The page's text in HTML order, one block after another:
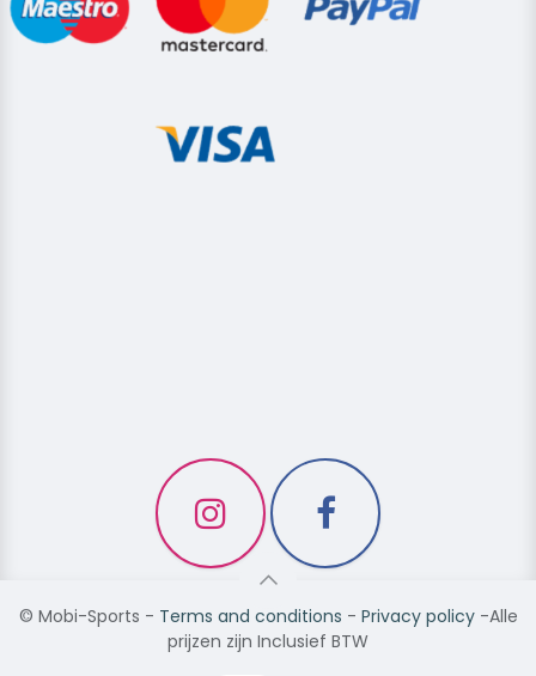
© Mobi-Sports - Terms and conditions - Privacy policy-Alle
prijzen zijn Inclusief BTW